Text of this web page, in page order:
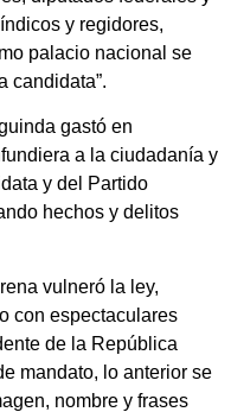
y regidores,
palacio nacional se
candidata”.
gastó en
a la ciudadanía y
y del Partido
hechos y delitos
vulneró la ley,
con espectaculares
de la República
mandato, lo anterior se
nombre y frases